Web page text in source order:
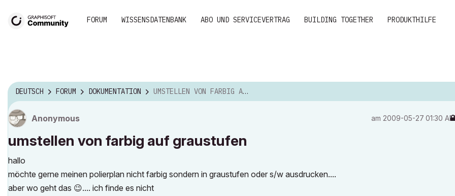
FORUM WISSENSDATENBANK ABO UND SERVICEVERTRAG BUILDING TOGETHER PRODUKTHILFE
DEUTSCH FORUM DOKUMENTATION UMSTELLEN VON FARBIG AUF GRAUSTUFEN
Anonymous am ‎2009-05-27 01:30 AM
umstellen von farbig auf graustufen
hallo
möchte gerne meinen polierplan nicht farbig sondern in graustufen oder s/w ausdrucken....
aber wo geht das 😉.... ich finde es nicht